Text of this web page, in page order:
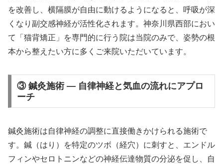
を改善し、横隔膜が自由に動けるようになると、呼吸が深
くなり副交感神経が活性化されます。神奈川県西部におい
て「猫背矯正」を専門的に行う院は当院のみで、姿勢の根
本から整えたい方に多くご来院いただいています。
③ 鍼灸施術 — 自律神経と気血の流れにアプロ
ーチ
鍼灸施術は自律神経の調整に直接働きかけられる施術で
す。鍼（はり）を特定のツボ（経穴）に刺すと、エンドル
フィンやセロトニンなどの神経伝達物質の分泌を促し、自